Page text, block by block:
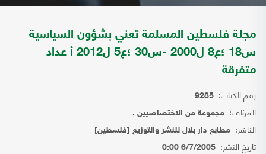
مجلة فلسطين المسلمة تعني بشؤون السياسية
س18 ؛ع8 ل2000 -س30 ؛ع5 ل2012 أ عداد
متفرقة
رقم الكتاب: 9285
المؤلف: مجموعة من الاختصاصيين .
الناشر: مطابع دار بلال للنشر والتوزيع [فلسطين]
تاريخ النشر: 6/7/2005 0:00